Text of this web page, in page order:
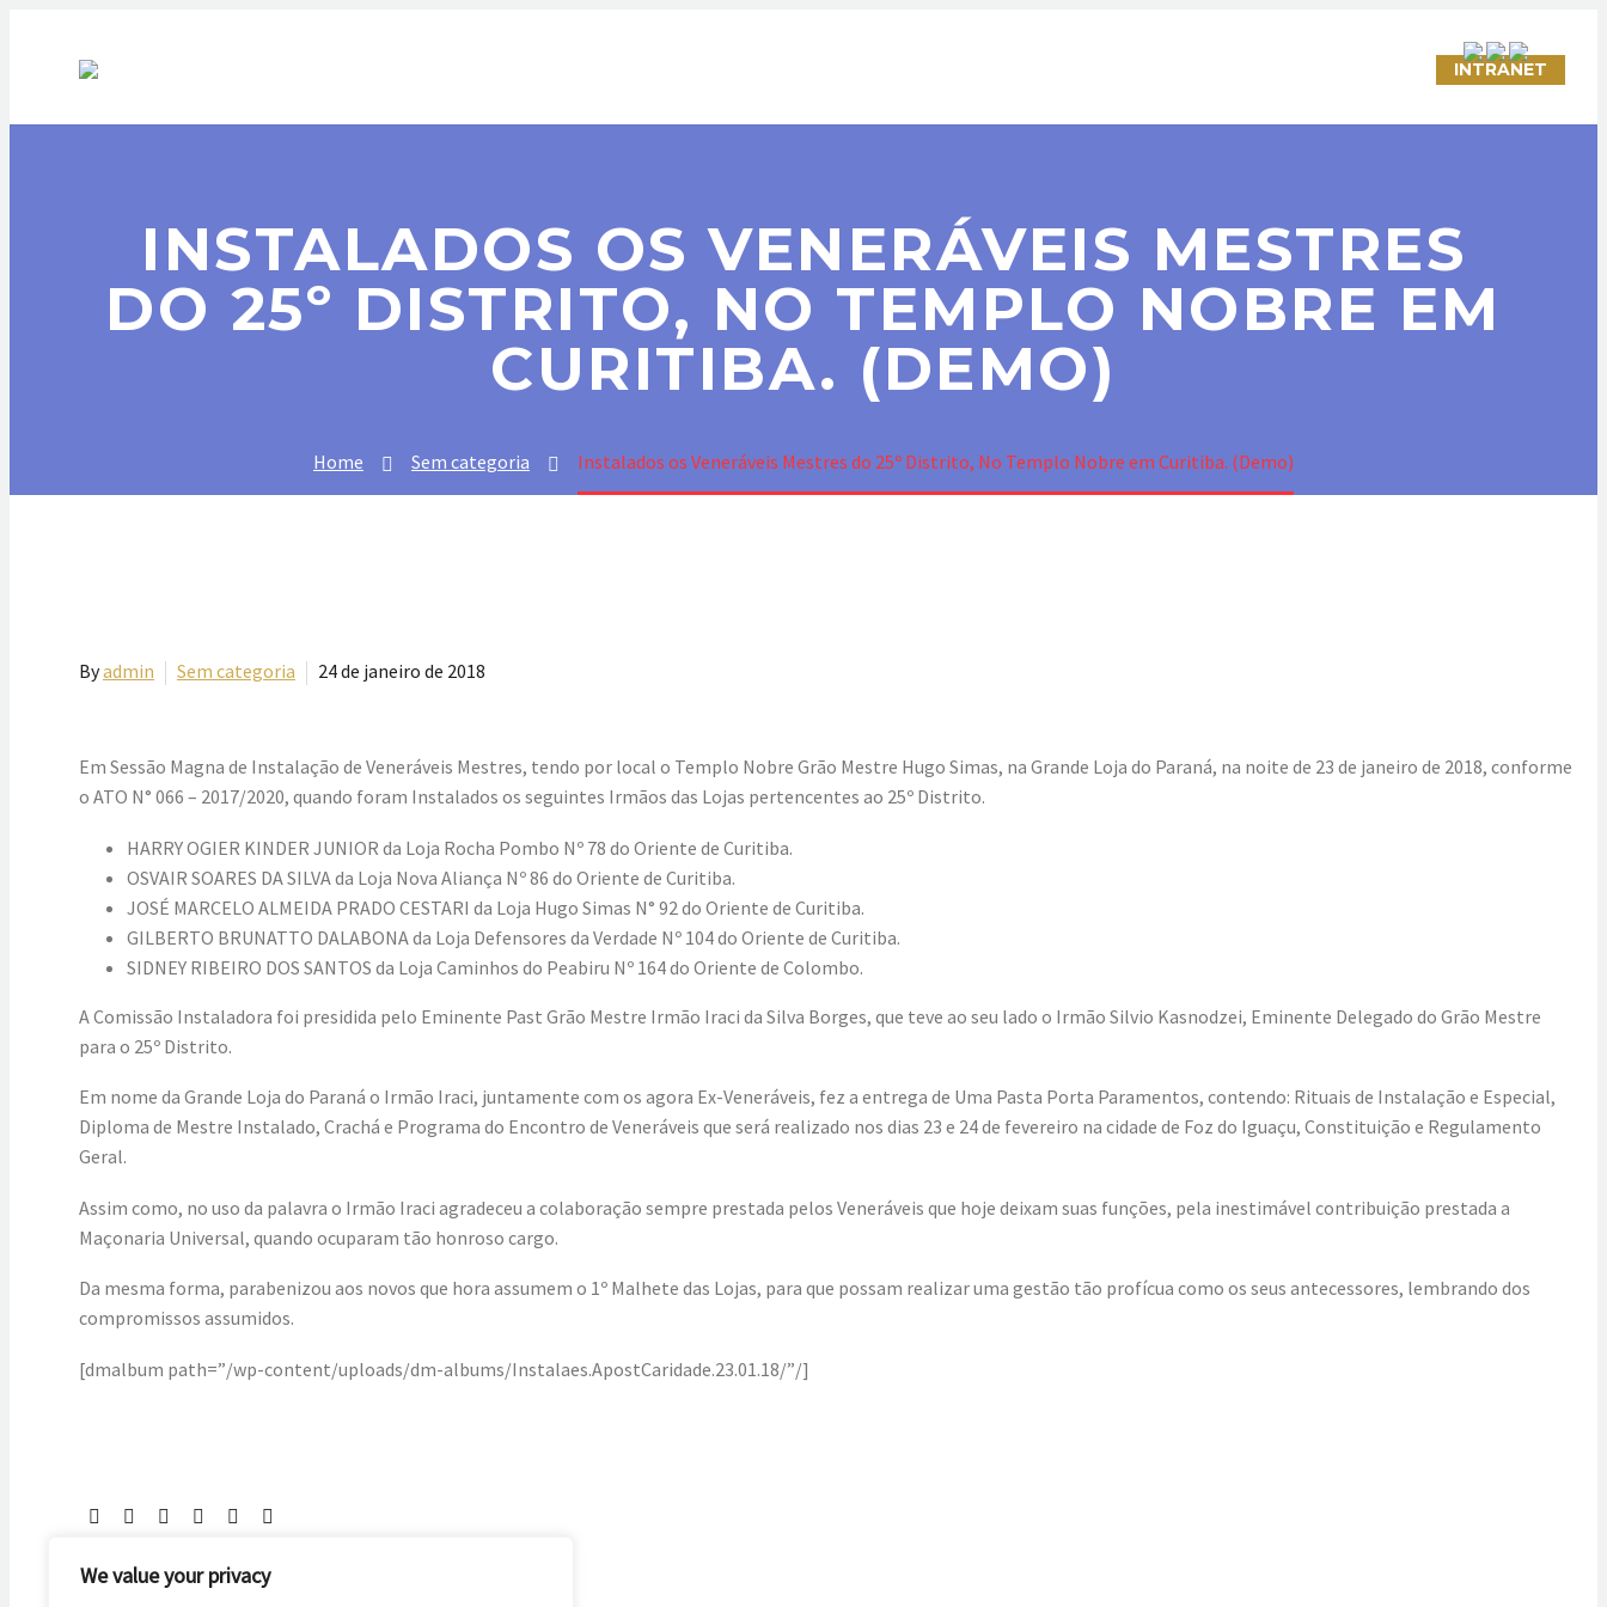
We value your privacy
INTRANET
INSTALADOS OS VENERÁVEIS MESTRES
DO 25º DISTRITO, NO TEMPLO NOBRE EM
CURITIBA. (DEMO)
Home Sem categoria Instalados os Veneráveis Mestres do 25º Distrito, No Templo Nobre em Curitiba. (Demo)
Byadmin Sem categoria 24 de janeiro de 2018
Em Sessão Magna de Instalação de Veneráveis Mestres, tendo por local o Templo Nobre Grão Mestre Hugo Simas, na Grande Loja do Paraná, na noite de 23 de janeiro de 2018, conforme
o ATO N° 066 – 2017/2020, quando foram Instalados os seguintes Irmãos das Lojas pertencentes ao 25º Distrito.
HARRY OGIER KINDER JUNIOR da Loja Rocha Pombo Nº 78 do Oriente de Curitiba.
OSVAIR SOARES DA SILVA da Loja Nova Aliança Nº 86 do Oriente de Curitiba.
JOSÉ MARCELO ALMEIDA PRADO CESTARI da Loja Hugo Simas N° 92 do Oriente de Curitiba.
GILBERTO BRUNATTO DALABONA da Loja Defensores da Verdade Nº 104 do Oriente de Curitiba.
SIDNEY RIBEIRO DOS SANTOS da Loja Caminhos do Peabiru Nº 164 do Oriente de Colombo.
A Comissão Instaladora foi presidida pelo Eminente Past Grão Mestre Irmão Iraci da Silva Borges, que teve ao seu lado o Irmão Silvio Kasnodzei, Eminente Delegado do Grão Mestre
para o 25º Distrito.
Em nome da Grande Loja do Paraná o Irmão Iraci, juntamente com os agora Ex-Veneráveis, fez a entrega de Uma Pasta Porta Paramentos, contendo: Rituais de Instalação e Especial,
Diploma de Mestre Instalado, Crachá e Programa do Encontro de Veneráveis que será realizado nos dias 23 e 24 de fevereiro na cidade de Foz do Iguaçu, Constituição e Regulamento
Geral.
Assim como, no uso da palavra o Irmão Iraci agradeceu a colaboração sempre prestada pelos Veneráveis que hoje deixam suas funções, pela inestimável contribuição prestada a
Maçonaria Universal, quando ocuparam tão honroso cargo.
Da mesma forma, parabenizou aos novos que hora assumem o 1º Malhete das Lojas, para que possam realizar uma gestão tão profícua como os seus antecessores, lembrando dos
compromissos assumidos.
[dmalbum path=”/wp-content/uploads/dm-albums/Instalaes.ApostCaridade.23.01.18/”/]